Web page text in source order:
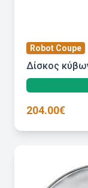
Robot Coupe
Δίσκος
204.00€